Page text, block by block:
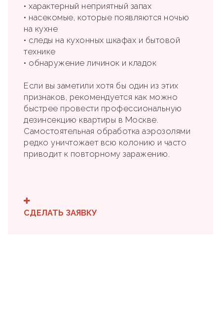
• характерный неприятный запах
• насекомые, которые появляются ночью
на кухне
• следы на кухонных шкафах и бытовой
технике
• обнаружение личинок и кладок
Если вы заметили хотя бы один из этих
признаков, рекомендуется как можно
быстрее провести профессиональную
дезинсекцию квартиры в Москве.
Самостоятельная обработка аэрозолями
редко уничтожает всю колонию и часто
приводит к повторному заражению.
СДЕЛАТЬ ЗАЯВКУ